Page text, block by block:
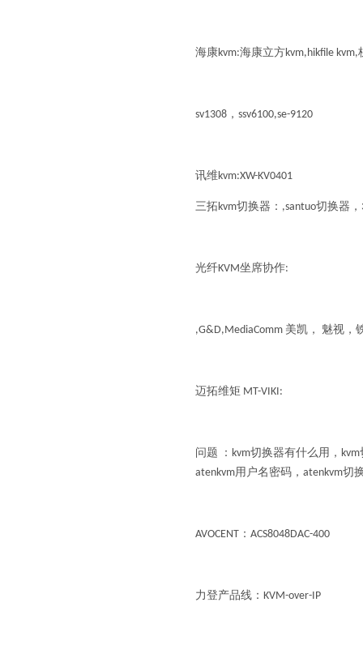
海康kvm:海康立方kvm,hikfile
sv1308，ssv6100,se-9120
讯维kvm:XW-KV0401
三拓kvm切换器：,santuo切换器
光纤KVM坐席协作:
,G&D,MediaComm 美凯， 魅视，
迈拓维矩 MT-VIKI:
问题 ：kvm切换器有什么用，
atenkvm用户名密码，atenkvm切
AVOCENT：ACS8048DAC-400
力登产品线：KVM-over-IP